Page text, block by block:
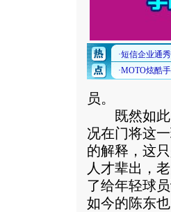
员。
既然如此
况在门将这
的解释，这
人才辈出，
了给年轻球
如今的陈东